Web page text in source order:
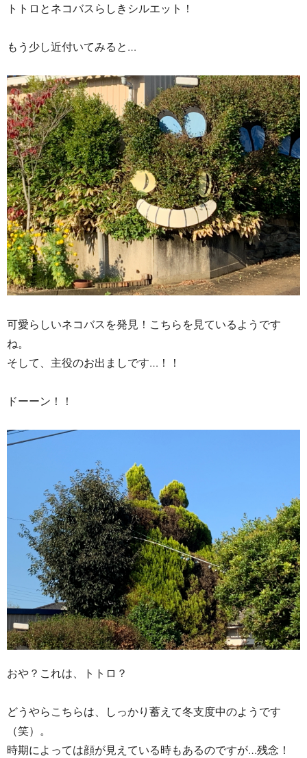
トトロとネコバスらしきシルエット！
もう少し近付いてみると…
可愛らしいネコバスを発見！こちらを見ているようです
ね。
そして、主役のお出ましです…！！
ドーーン！！
おや？これは、トトロ？
どうやらこちらは、しっかり蓄えて冬支度中のようです
（笑）。
時期によっては顔が見えている時もあるのですが…残念！